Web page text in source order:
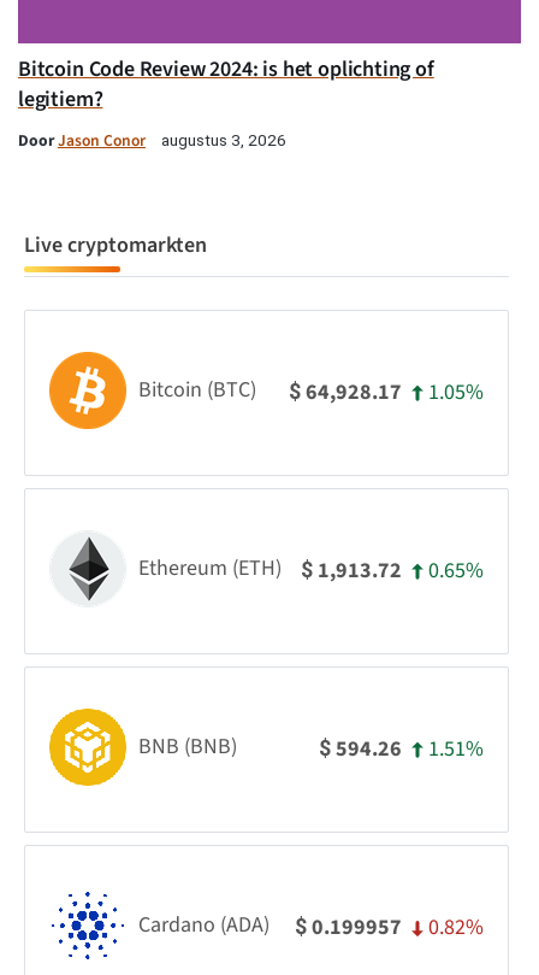
Bitcoin Code Review 2024: is het oplichting of
legitiem?
DoorJason Conor augustus 3, 2026
Live cryptomarkten
Bitcoin (BTC) $64,928.17 1.05%
Ethereum (ETH) $ 1,913.72 0.65%
BNB (BNB) $594.26 1.51%
Cardano (ADA) $0.199957 0.82%